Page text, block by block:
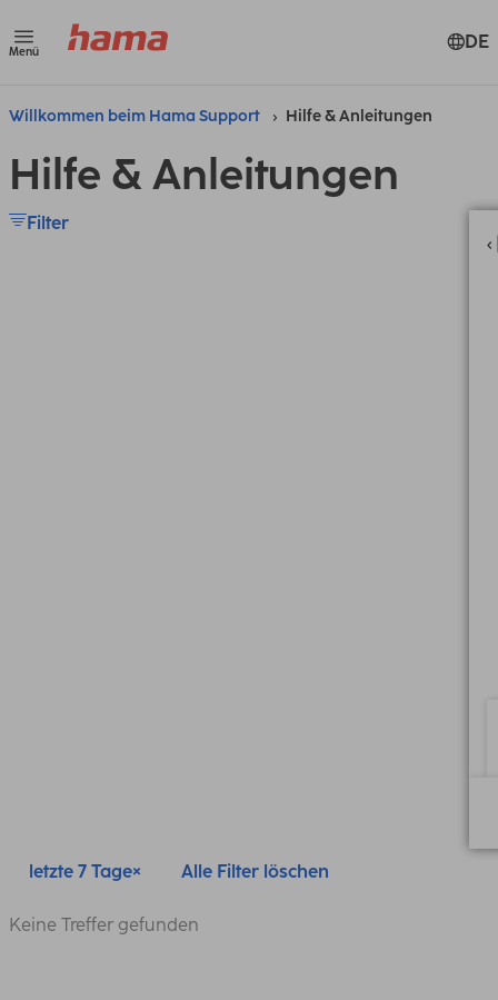
Menü DE
Willkommen beim Hama Support Hilfe & Anleitungen
Hilfe & Anleitungen
Filter
letzte 7 Tage Alle Filter löschen
Keine Treffer gefunden